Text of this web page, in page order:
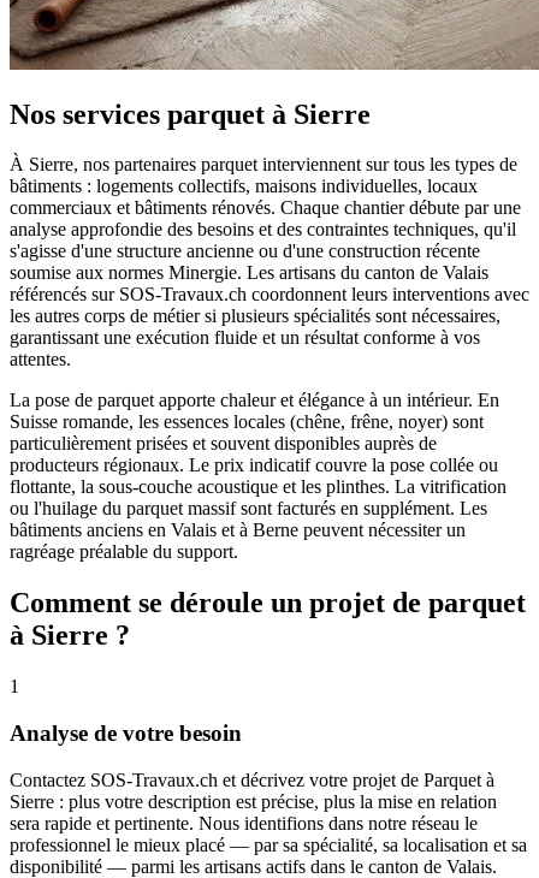
Nos services parquet à Sierre
À Sierre, nos partenaires parquet interviennent sur tous les types de
bâtiments : logements collectifs, maisons individuelles, locaux
commerciaux et bâtiments rénovés. Chaque chantier débute par une
analyse approfondie des besoins et des contraintes techniques, qu'il
s'agisse d'une structure ancienne ou d'une construction récente
soumise aux normes Minergie. Les artisans du canton de Valais
référencés sur SOS-Travaux.ch coordonnent leurs interventions avec
les autres corps de métier si plusieurs spécialités sont nécessaires,
garantissant une exécution fluide et un résultat conforme à vos
attentes.
La pose de parquet apporte chaleur et élégance à un intérieur. En
Suisse romande, les essences locales (chêne, frêne, noyer) sont
particulièrement prisées et souvent disponibles auprès de
producteurs régionaux. Le prix indicatif couvre la pose collée ou
flottante, la sous-couche acoustique et les plinthes. La vitrification
ou l'huilage du parquet massif sont facturés en supplément. Les
bâtiments anciens en Valais et à Berne peuvent nécessiter un
ragréage préalable du support.
Comment se déroule un projet de parquet
à Sierre ?
1
Analyse de votre besoin
Contactez SOS-Travaux.ch et décrivez votre projet de Parquet à
Sierre : plus votre description est précise, plus la mise en relation
sera rapide et pertinente. Nous identifions dans notre réseau le
professionnel le mieux placé — par sa spécialité, sa localisation et sa
disponibilité — parmi les artisans actifs dans le canton de Valais.